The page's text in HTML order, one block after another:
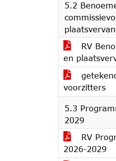
5.2
RV
en
voorzitters
5.3
2029
RV
2026-2029